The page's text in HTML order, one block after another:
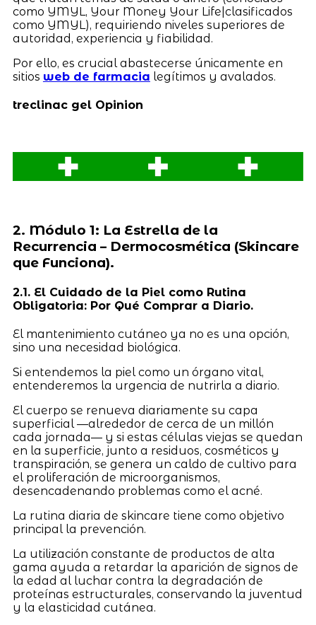
como YMYL, Your Money Your Life|clasificados
como YMYL), requiriendo niveles superiores de
autoridad, experiencia y fiabilidad.
Por ello, es crucial abastecerse únicamente en
sitios web de farmacia legítimos y avalados.
treclinac gel Opinion
2. Módulo 1: La Estrella de la
Recurrencia – Dermocosmética (Skincare
que Funciona).
2.1. El Cuidado de la Piel como Rutina
Obligatoria: Por Qué Comprar a Diario.
El mantenimiento cutáneo ya no es una opción,
sino una necesidad biológica.
Si entendemos la piel como un órgano vital,
entenderemos la urgencia de nutrirla a diario.
El cuerpo se renueva diariamente su capa
superficial —alrededor de cerca de un millón
cada jornada— y si estas células viejas se quedan
en la superficie, junto a residuos, cosméticos y
transpiración, se genera un caldo de cultivo para
el proliferación de microorganismos,
desencadenando problemas como el acné.
La rutina diaria de skincare tiene como objetivo
principal la prevención.
La utilización constante de productos de alta
gama ayuda a retardar la aparición de signos de
la edad al luchar contra la degradación de
proteínas estructurales, conservando la juventud
y la elasticidad cutánea.